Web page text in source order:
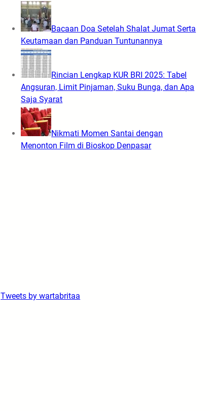
Bacaan Doa Setelah Shalat Jumat Serta
Keutamaan dan Panduan Tuntunannya
Rincian Lengkap KUR BRI 2025: Tabel
Angsuran, Limit Pinjaman, Suku Bunga, dan Apa
Saja Syarat
Nikmati Momen Santai dengan
Menonton Film di Bioskop Denpasar
Tweets by wartabritaa